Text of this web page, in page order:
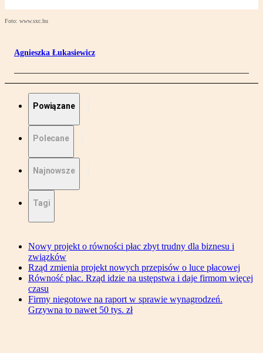
Foto: www.sxc.hu
Agnieszka Łukasiewicz
Powiązane
Polecane
Najnowsze
Tagi
Nowy projekt o równości płac zbyt trudny dla biznesu i
związków
Rząd zmienia projekt nowych przepisów o luce płacowej
Równość płac. Rząd idzie na ustępstwa i daje firmom więcej
czasu
Firmy niegotowe na raport w sprawie wynagrodzeń.
Grzywna to nawet 50 tys. zł